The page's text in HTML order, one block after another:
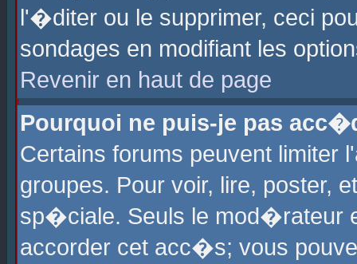
l'�diter ou le supprimer, ceci
sondages en modifiant les
Revenir en haut de page
Pourquoi ne puis-je pas
Certains forums peuvent
groupes. Pour voir, lire, poster,
sp�ciale. Seuls le mod�rateur
accorder cet acc�s; vous